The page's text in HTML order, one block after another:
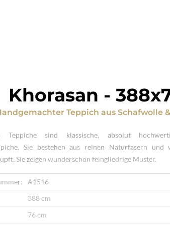
Khorasan -
Teppich aus Schafwolle
Teppiche sind klassische, absolut
Sie bestehen aus reinen Naturfasern und
Sie zeigen wunderschön feingliedrige Muster.
A1516
388 cm
76 cm